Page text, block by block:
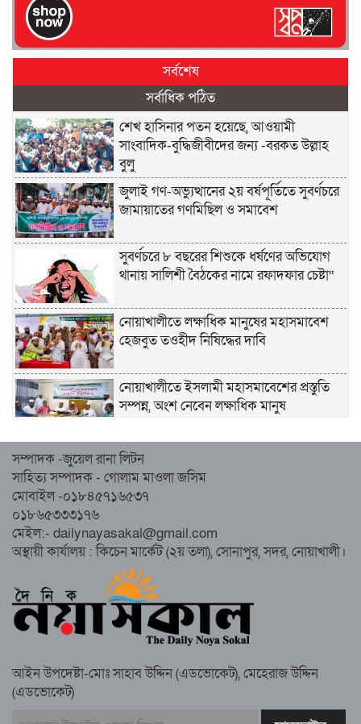
সর্বশেষ
সর্বাধিক পঠিত
শেখ হাসিনার পতন হয়েছে, আওয়ামী
সাংবাদিক-বুদ্ধিজীবীদের জন্য -বরকত উল্লাহ
বুলু
জুলাই গণ-অভ্যুত্থানের ২য় বর্ষপূর্তিতে সুবর্ণচরে
জামায়াতের গণমিছিল ও সমাবেশ
সুবর্ণচরে ৮ বছরের শিশুকে ধর্ষণের অভিযোগ
থানায় সালিশী বৈঠকের নামে রফাদফার চেষ্টা“
নোয়াখালীতে লক্ষাধিক মানুষের মহাসমাবেশ
হেজবুত তওহীদ নিষিদ্ধের দাবি
নোয়াখালীতে ইসলামী মহাসমাবেশের প্রস্তুতি
সম্পন্ন, অংশ নেবেন লক্ষাধিক মানুষ
নোয়াখালীতে ইসলামী ছাত্রশিবিরের ‘অদম্য
জুলাই’ মিছিল
চেয়ারম্যান গ্রেপ্তার
গাউসিয়া কমিটির সম্পাদক কামাল হোসাইনের
স্মরণ সভায় মিলাদ ও দোয়া
কামরুল কাননের ছবি বিকৃত করে অপপ্রচারের
সম্পাদক -জুয়েল রানা লিটন
সাহিত্য সম্পাদক - গোলাম মাওলা জসিম
মোবাইল -০১৮৪৫৭১৬৫৩৭
০১৮৬৫৩৩৩১৭৬
মেইল:- dailynayasakal@gmail.com
অস্থায়ী কার্যালয় : কিচেন মার্কেট (২য় তলা), সোনাপুর, সদর, নোয়াখালী।
আইন উপদেষ্টা-মোঃ সাহাব উদ্দিন (এডভোকেট), মেহেরাজ উদ্দিন
(এডভোকেট)